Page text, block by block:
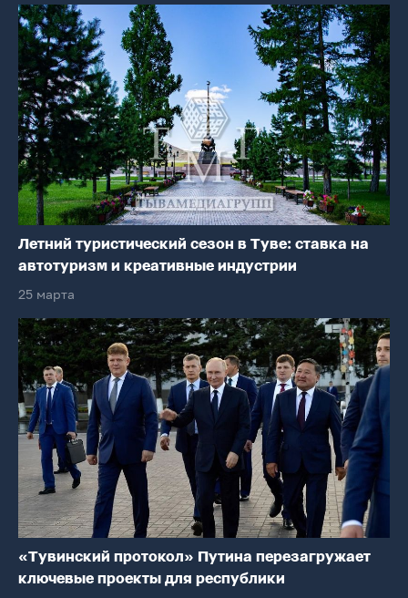
Летний туристический сезон в Туве: ставка на
автотуризм и креативные индустрии
25 марта
«Тувинский протокол» Путина перезагружает
ключевые проекты для республики